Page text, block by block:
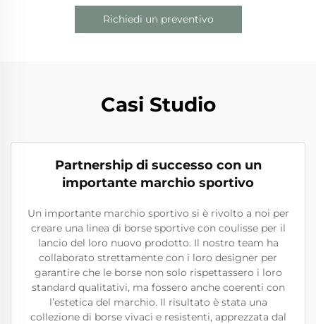
Richiedi un preventivo
Casi Studio
Partnership di successo con un
importante marchio sportivo
Un importante marchio sportivo si è rivolto a noi per
creare una linea di borse sportive con coulisse per il
lancio del loro nuovo prodotto. Il nostro team ha
collaborato strettamente con i loro designer per
garantire che le borse non solo rispettassero i loro
standard qualitativi, ma fossero anche coerenti con
l’estetica del marchio. Il risultato è stata una
collezione di borse vivaci e resistenti, apprezzata dal